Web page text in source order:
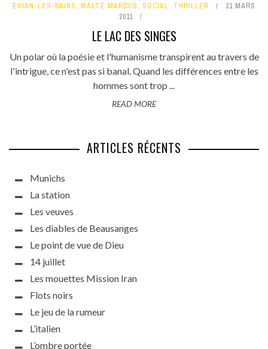
EVIAN-LES-BAINS, MALTE MARCUS, SOCIAL, THRILLER
31 MARS
2011
LE LAC DES SINGES
Un polar où la poésie et l'humanisme transpirent au travers de
l'intrigue, ce n'est pas si banal. Quand les différences entre les
hommes sont trop ...
READ MORE
ARTICLES RÉCENTS
Munichs
La station
Les veuves
Les diables de Beausanges
Le point de vue de Dieu
14 juillet
Les mouettes Mission Iran
Flots noirs
Le jeu de la rumeur
L’italien
L’ombre portée